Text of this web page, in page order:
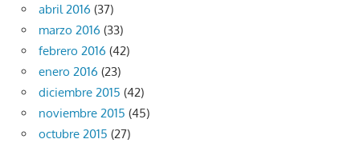
abril 2016 (37)
marzo 2016 (33)
febrero 2016 (42)
enero 2016 (23)
diciembre 2015 (42)
noviembre 2015 (45)
octubre 2015 (27)